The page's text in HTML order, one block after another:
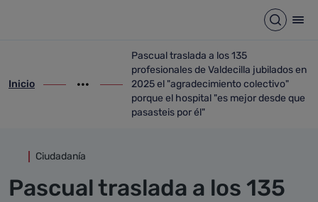
Abrir
ir-a inicio
Inicio
Mostrar opciones del camino de migas
ir-a Pascual traslada a los 135
Pascual traslada a los 135
profesionales de Valdecilla jubilados en
2025 el "agradecimiento colectivo"
porque el hospital "es mejor desde que
pasasteis por él"
Ciudadanía
Pascual traslada a los 135